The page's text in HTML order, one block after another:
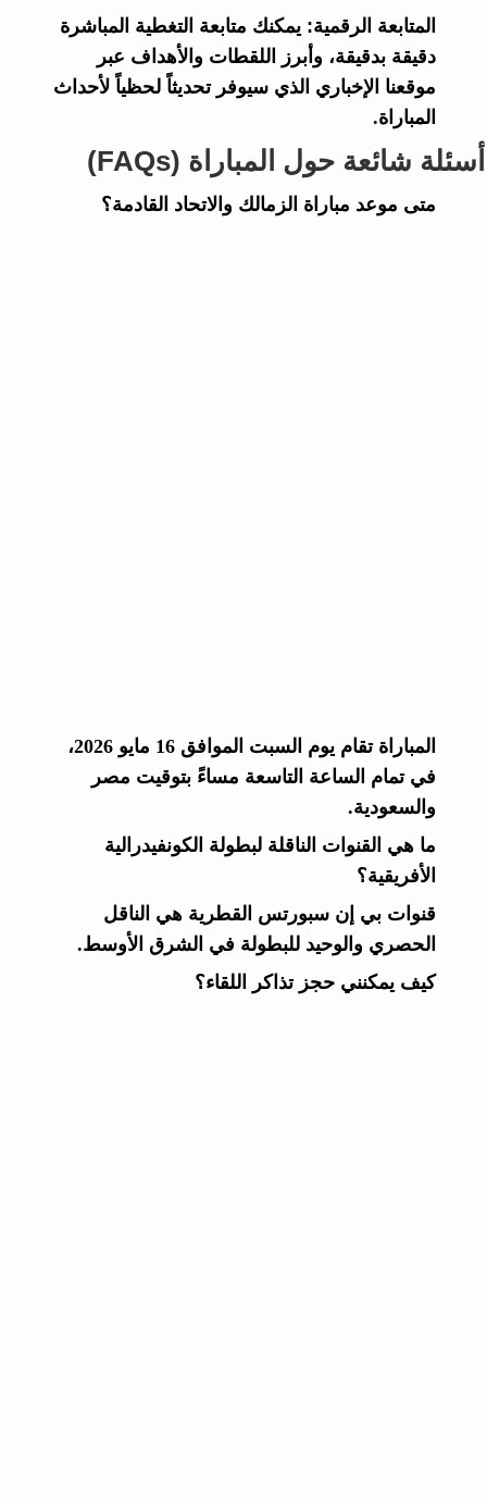
المتابعة الرقمية: يمكنك متابعة التغطية المباشرة
دقيقة بدقيقة، وأبرز اللقطات والأهداف عبر
موقعنا الإخباري الذي سيوفر تحديثاً لحظياً لأحداث
المباراة.
أسئلة شائعة حول المباراة (FAQs)
متى موعد مباراة الزمالك والاتحاد القادمة؟
المباراة تقام يوم السبت الموافق 16 مايو 2026،
في تمام الساعة التاسعة مساءً بتوقيت مصر
والسعودية.
ما هي القنوات الناقلة لبطولة الكونفيدرالية
الأفريقية؟
قنوات بي إن سبورتس القطرية هي الناقل
الحصري والوحيد للبطولة في الشرق الأوسط.
كيف يمكنني حجز تذاكر اللقاء؟